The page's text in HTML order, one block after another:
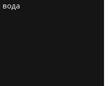
вода